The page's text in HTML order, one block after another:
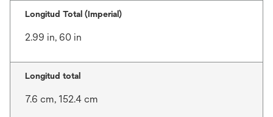
Longitud Total (Imperial)
2.99 in, 60 in
Longitud total
7.6 cm, 152.4 cm